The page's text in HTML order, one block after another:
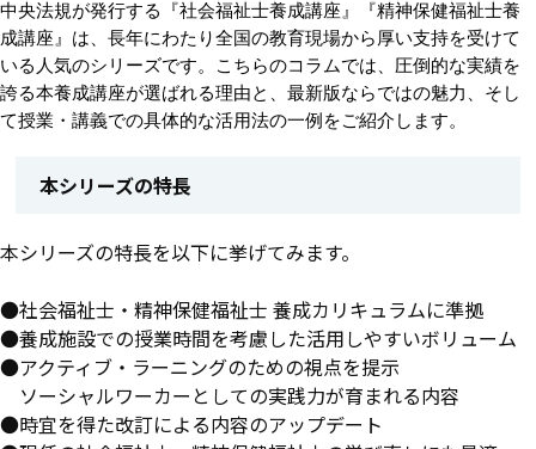
中央法規が発行する『社会福祉士養成講座』『精神保健福祉士養
成講座』は、長年にわたり全国の教育現場から厚い支持を受けて
いる人気のシリーズです。こちらのコラムでは、圧倒的な実績を
誇る本養成講座が選ばれる理由と、最新版ならではの魅力、そし
て授業・講義での具体的な活用法の一例をご紹介します。
本シリーズの特長
本シリーズの特長を以下に挙げてみます。
●社会福祉士・精神保健福祉士 養成カリキュラムに準拠
●養成施設での授業時間を考慮した活用しやすいボリューム
●アクティブ・ラーニングのための視点を提示
ソーシャルワーカーとしての実践力が育まれる内容
●時宜を得た改訂による内容のアップデート